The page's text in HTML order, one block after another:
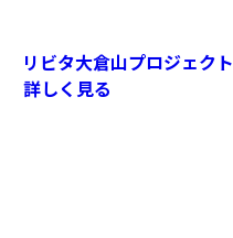
リビタ大倉山プロジェクト
詳しく見る